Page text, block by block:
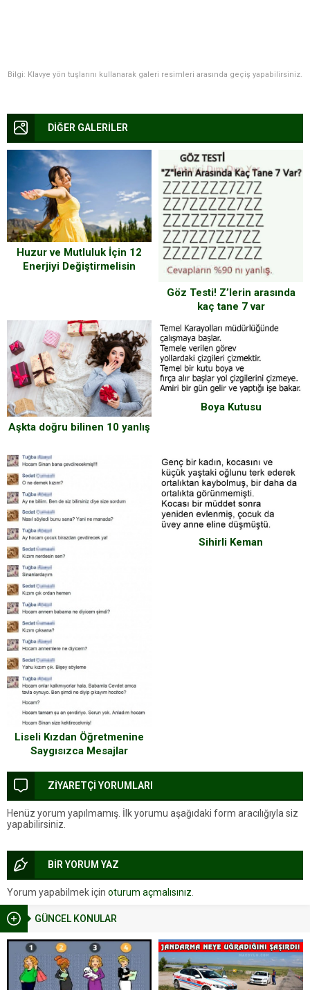
GÜNCEL KONULAR
Bilgi: Klavye yön tuşlarını kullanarak galeri resimleri arasında geçiş yapabilirsiniz.
DİĞER GALERİLER
Huzur ve Mutluluk İçin 12
Enerjiyi Değiştirmelisin
Göz Testi! Z’lerin arasında
kaç tane 7 var
Aşkta doğru bilinen 10 yanlış
Boya Kutusu
Liseli Kızdan Öğretmenine
Saygısızca Mesajlar
Sihirli Keman
ZİYARETÇİ YORUMLARI
Henüz yorum yapılmamış. İlk yorumu aşağıdaki form aracılığıyla siz
yapabilirsiniz.
BİR YORUM YAZ
Yorum yapabilmek için oturum açmalısınız